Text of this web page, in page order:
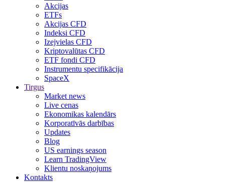
Akcijas
ETFs
Akcijas CFD
Indeksi CFD
Izejvielas CFD
Kriptovalūtas CFD
ETF fondi CFD
Instrumentu specifikācija
SpaceX
Tirgus
Market news
Live cenas
Ekonomikas kalendārs
Korporatīvās darbības
Updates
Blog
US earnings season
Learn TradingView
Klientu noskaņojums
Kontakts